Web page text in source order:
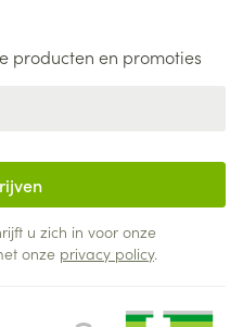
producten en promoties
u zich in voor onze
onze privacy policy.